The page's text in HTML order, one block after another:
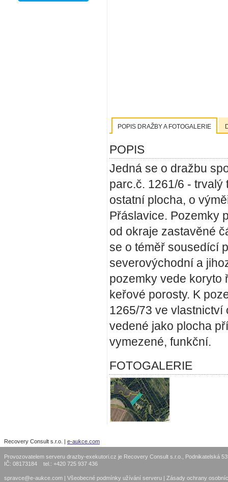
POPIS DRAŽBY A FOTOGALERIE
POPIS
Jedná se o dražbu
parc.č. 1261/6 -
ostatní plocha, o
Přáslavice. Pozemky
od okraje zastavěné
se o téměř sousedící
severovýchodní a
pozemky vede koryto
keřové porosty. K
1265/73 ve vlastnictví
vedené jako plocha
vymezené, funkční.
FOTOGALERIE
Recovery Consult s.r.o. | e-aukce.com
Provozovatelem serveru drazby-exekutori.cz je Recovery Consult s.r.o., Podnikatelská
IČ: 08173184 tel.: +420 725 937 436
spravce@e-aukce.com Všeobecné podmínky užívání serveru Zásady ochrany